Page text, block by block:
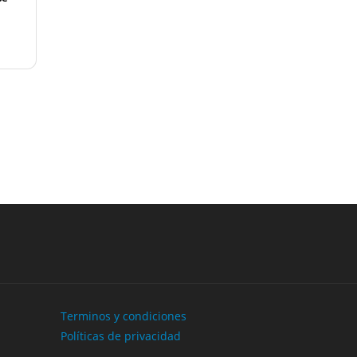
Terminos y condiciones
Políticas de privacidad